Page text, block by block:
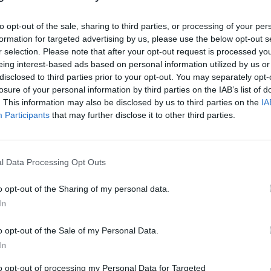
opt-out of the sale, sharing to third parties, or processing of your
for targeted advertising by us, please use the below opt-out
selection. Please note that after your opt-out request is processed
interest-based ads based on personal information utilized by us
to third parties prior to your opt-out. You may separately
of your personal information by third parties on the IAB’s list of
This information may also be disclosed by us to third parties on the
Participants that may further disclose it to other third parties.
Data Processing Opt Outs
opt-out of the Sharing of my personal data.
opt-out of the Sale of my Personal Data.
opt-out of processing my Personal Data for Targeted
Κοινό αίτημα των νησιωτικών ΕΠΣ για
των σωματείων
νησιωτικών ομάδων της Γ’ Εθνικής ζητούν από
2020 00:33